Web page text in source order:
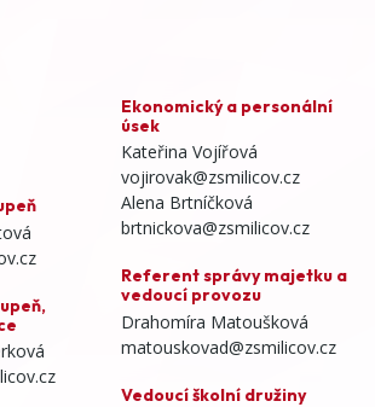
Ekonomický a personální
úsek
Kateřina Vojířová
vojirovak@zsmilicov.cz
Alena Brtníčková
brtnickova@zsmilicov.cz
Referent správy majetku a
vedoucí provozu
Drahomíra Matoušková
matouskovad@zsmilicov.cz
Vedoucí školní družiny